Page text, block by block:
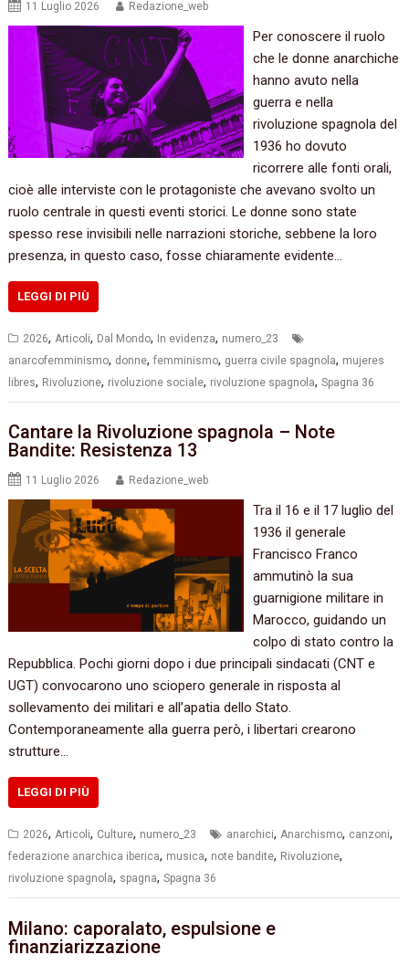
11 Luglio 2026 Redazione_web
Per conoscere il ruolo
che le donne anarchiche
hanno avuto nella
guerra e nella
rivoluzione spagnola del
1936 ho dovuto
ricorrere alle fonti orali,
cioè alle interviste con le protagoniste che avevano svolto un
ruolo centrale in questi eventi storici. Le donne sono state
spesso rese invisibili nelle narrazioni storiche, sebbene la loro
presenza, in questo caso, fosse chiaramente evidente…
LEGGI DI PIÙ
2026,Articoli, Dal Mondo, In evidenza, numero_23
anarcofemminismo, donne,femminismo, guerra civile spagnola, mujeres
libres, Rivoluzione, rivoluzione sociale, rivoluzione spagnola,Spagna 36
Cantare la Rivoluzione spagnola – Note
Bandite: Resistenza 13
11 Luglio 2026 Redazione_web
Tra il 16 e il 17 luglio del
1936 il generale
Francisco Franco
ammutinò la sua
guarnigione militare in
Marocco, guidando un
colpo di stato contro la
Repubblica. Pochi giorni dopo i due principali sindacati (CNT e
UGT) convocarono uno sciopero generale in risposta al
sollevamento dei militari e all’apatia dello Stato.
Contemporaneamente alla guerra però, i libertari crearono
strutture…
LEGGI DI PIÙ
2026,Articoli, Culture, numero_23 anarchici,Anarchismo, canzoni,
federazione anarchica iberica, musica, note bandite, Rivoluzione,
rivoluzione spagnola, spagna,Spagna 36
Milano: caporalato, espulsione e
finanziarizzazione